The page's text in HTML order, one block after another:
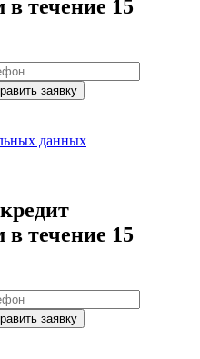
течение 15
заявку
данных
течение 15
заявку